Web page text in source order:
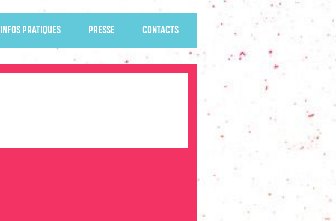
INFOS PRATIQUES PRESSE CONTACTS